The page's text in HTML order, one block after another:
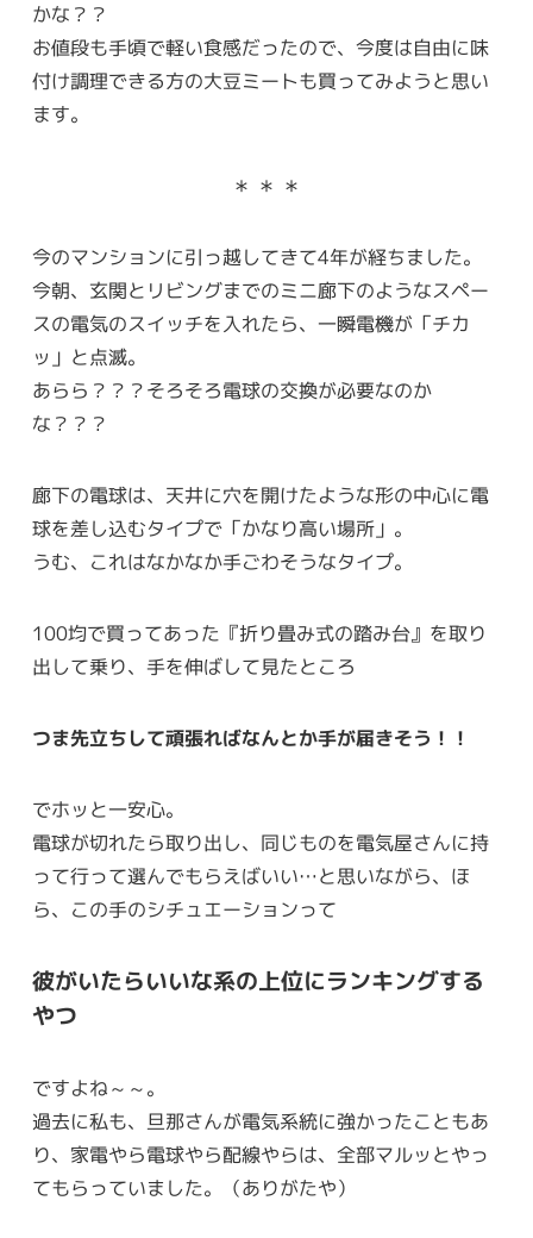
かな？？
お値段も手頃で軽い食感だったので、今度は自由に味
付け調理できる方の大豆ミートも買ってみようと思い
ます。
＊ ＊ ＊
今のマンションに引っ越してきて4年が経ちました。
今朝、玄関とリビングまでのミニ廊下のようなスペー
スの電気のスイッチを入れたら、一瞬電機が「チカ
ッ」と点滅。
あらら？？？そろそろ電球の交換が必要なのか
な？？？
廊下の電球は、天井に穴を開けたような形の中心に電
球を差し込むタイプで「かなり高い場所」。
うむ、これはなかなか手ごわそうなタイプ。
100均で買ってあった『折り畳み式の踏み台』を取り
出して乗り、手を伸ばして見たところ
つま先立ちして頑張ればなんとか手が届きそう！！
でホッと一安心。
電球が切れたら取り出し、同じものを電気屋さんに持
って行って選んでもらえばいい…と思いながら、ほ
ら、この手のシチュエーションって
彼がいたらいいな系の上位にランキングする
やつ
ですよね～～。
過去に私も、旦那さんが電気系統に強かったこともあ
り、家電やら電球やら配線やらは、全部マルッとやっ
てもらっていました。（ありがたや）